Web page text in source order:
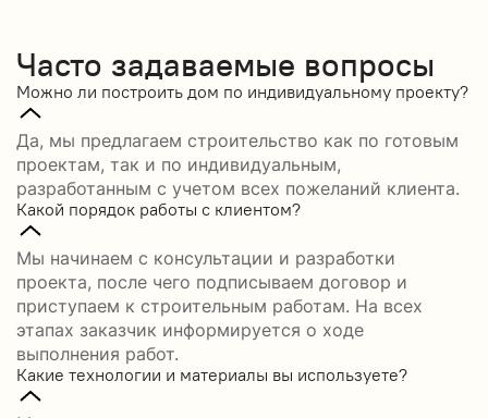
Часто задаваемые вопросы
Можно ли построить дом по индивидуальному проекту?
Да, мы предлагаем строительство как по готовым
проектам, так и по индивидуальным,
разработанным с учетом всех пожеланий клиента.
Какой порядок работы с клиентом?
Мы начинаем с консультации и разработки
проекта, после чего подписываем договор и
приступаем к строительным работам. На всех
этапах заказчик информируется о ходе
выполнения работ.
Какие технологии и материалы вы используете?